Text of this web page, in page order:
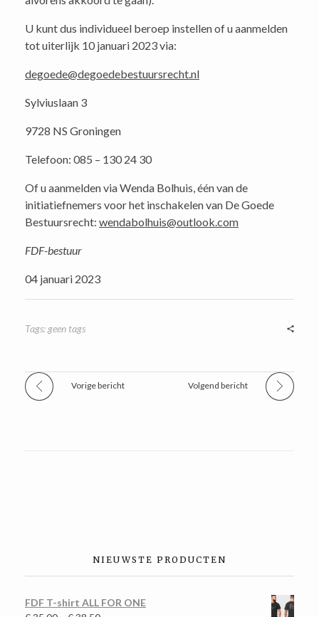
U kunt dus individueel beroep instellen of u aanmelden
tot uiterlijk 10 januari 2023 via:
degoede@degoedebestuursrecht.nl
Sylviuslaan 3
9728 NS Groningen
Telefoon: 085 – 130 24 30
Of u aanmelden via Wenda Bolhuis, één van de
initiatiefnemers voor het inschakelen van De Goede
Bestuursrecht: wendabolhuis@outlook.com
FDF-bestuur
04 januari 2023
Tags: geen tags
Vorige bericht Volgend bericht
NIEUWSTE PRODUCTEN
FDF T-shirt ALL FOR ONE